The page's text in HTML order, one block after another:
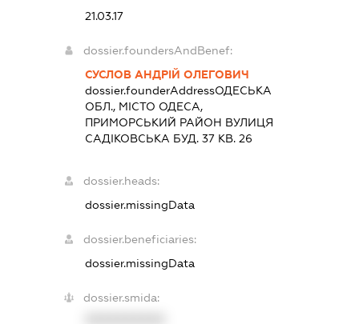
21.03.17
dossier.foundersAndBenef:
СУСЛОВ АНДРІЙ ОЛЕГОВИЧ
dossier.founderAddressОДЕСЬКА
ОБЛ., МІСТО ОДЕСА,
ПРИМОРСЬКИЙ РАЙОН ВУЛИЦЯ
САДІКОВСЬКА БУД. 37 КВ. 26
dossier.heads:
dossier.missingData
dossier.beneficiaries:
dossier.missingData
dossier.smida: